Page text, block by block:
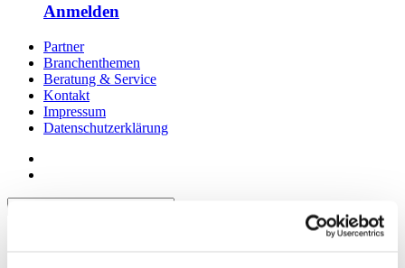
Anmelden
Partner
Branchenthemen
Beratung & Service
Kontakt
Impressum
Datenschutzerklärung